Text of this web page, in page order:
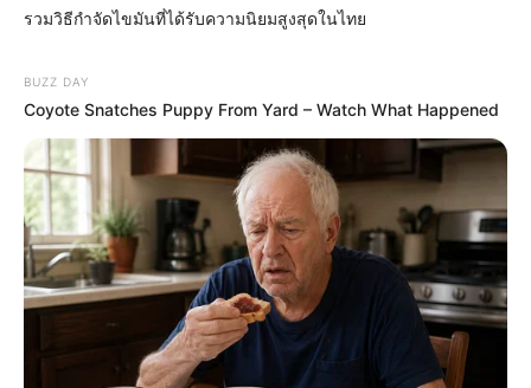
ฤกษ์มงคล
ฤกษ์สะเดาะเคราะห์ เสริมดวง 2569 ฤกษ์
มงคลสำหรับไหว้สา ทำบุญ ขอพร
ฤกษ์มงคล
ฤกษ์ดีขอพรพระพิฆเนศ วันวินายักจตุรถี
พฤษภาคม 2569
รวมวิธีกำจัดไขมันที่ได้รับความนิยมสูงสุดในไทย
BUZZ DAY
Coyote Snatches Puppy From Yard – Watch What Happened